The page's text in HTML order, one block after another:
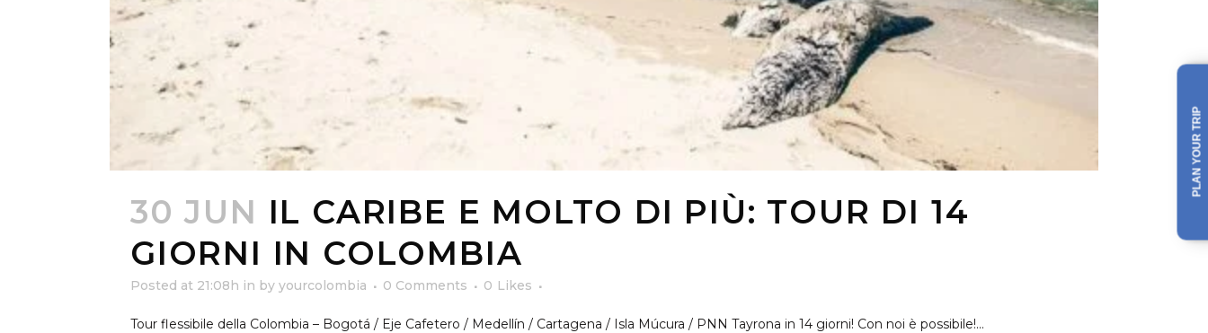
30 JUN IL CARIBE E MOLTO DI PIÙ: TOUR DI 14
GIORNI IN COLOMBIA
Posted at 21:08h in by yourcolombia 0 Comments 0 Likes
Tour flessibile della Colombia – Bogotá / Eje Cafetero / Medellín / Cartagena / Isla Múcura / PNN Tayrona in 14 giorni! Con noi è possibile!...
PLAN YOUR TRIP